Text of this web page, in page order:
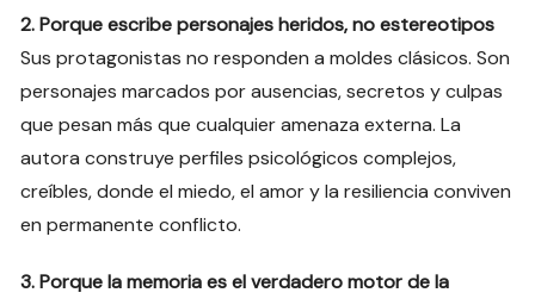
2. Porque escribe personajes heridos, no estereotipos
Sus protagonistas no responden a moldes clásicos. Son
personajes marcados por ausencias, secretos y culpas
que pesan más que cualquier amenaza externa. La
autora construye perfiles psicológicos complejos,
creíbles, donde el miedo, el amor y la resiliencia conviven
en permanente conflicto.
3. Porque la memoria es el verdadero motor de la